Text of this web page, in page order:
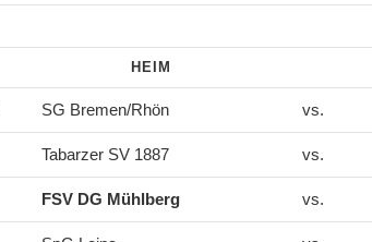
HEIM
SG Bremen/Rhön vs.
Tabarzer SV 1887 vs.
FSV DG Mühlberg vs.